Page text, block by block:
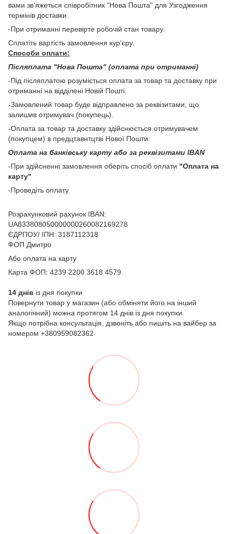
вами зв'яжеться співробітник "Нова Пошта" для Узгодження
термінів доставки.
-При отриманні перевірте робочій стан товару.
Сплатіть вартість замовлення кур'єру.
Способи оплати:
Післяплата "Нова Пошта" (оплата при отриманні)
-Під післяплатою розуміється оплата за товар та доставку при
отриманні на відділені Новій Пошті.
-Замовлений товар буде відправлено за реквізитами, що
залишив отримувач (покупець).
-Оплата за товар та доставку здійснюється отримувачем
(покупцем) в предцтавнтцтві Нової Пошти.
Оплата на банківську карту або за реквізитами IBAN
-При здійсненні замовлення оберіть спосіб оплати "Оплата на
карту"
-Проведіть оплату
Розрахунковий рахунок IBAN:
UA833808050000000260082169278
ЄДРПОУ/ ІПН: 3187112318
ФОП Дмитро
Або оплата на карту
Карта ФОП: 4239 2200 3618 4579
14 днів із дня покупки
Повернути товар у магазин (або обміняти його на інший
аналогічний) можна протягом 14 днів із дня покупки.
Якщо потрібна консультація, дзвоніть або пишіть на вайбер за
номером +380959082362